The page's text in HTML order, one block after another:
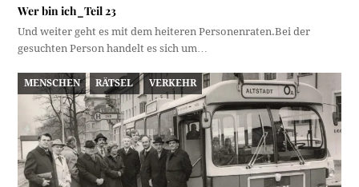
Wer bin ich_Teil 23
Und weiter geht es mit dem heiteren Personenraten.Bei der
gesuchten Person handelt es sich um…
MENSCHEN RÄTSEL VERKEHR